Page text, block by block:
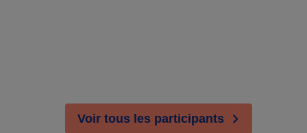
Voir tous les participants